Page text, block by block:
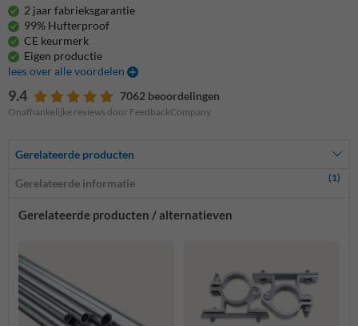
2 jaar fabrieksgarantie
99% Hufterproof
CE keurmerk
Eigen productie
lees over alle voordelen
9.4 7062 beoordelingen
Onafhankelijke reviews door FeedbackCompany
Gerelateerde producten
Gerelateerde informatie (1)
Gerelateerde producten / alternatieven